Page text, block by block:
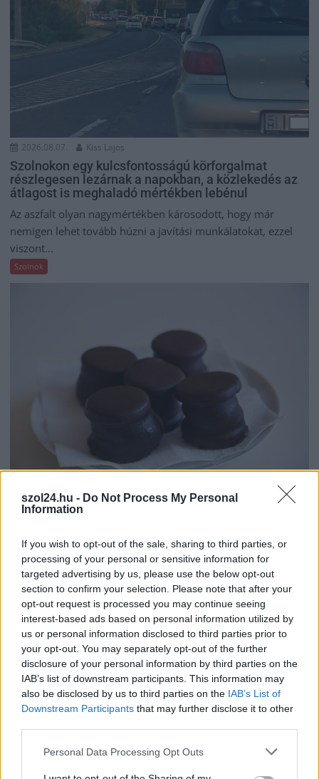
szol24.hu - Do Not Process My Personal
Information
If you wish to opt-out of the sale, sharing to third parties, or
processing of your personal or sensitive information for
targeted advertising by us, please use the below opt-out
section to confirm your selection. Please note that after your
opt-out request is processed you may continue seeing
interest-based ads based on personal information utilized by
us or personal information disclosed to third parties prior to
your opt-out. You may separately opt-out of the further
disclosure of your personal information by third parties on the
IAB’s list of downstream participants. This information may
also be disclosed by us to third parties on the IAB’s List of
Downstream Participants that may further disclose it to other
Please note that this website/app uses one or more Google
Personal Data Processing Opt Outs
2026.08.07. Kiss Lajos
Szolnokon egy kulcsfontosságú körforgalmat
részlegesen lezárnak a napokban, a közlekedés az
átlagost is meghaladó mértékben lebénul
Az aszfalt olyan nagymértékben károsodott, hogy már
nemigen lehet tovább húzni a javítási munkálatokat, ezzel
viszont...
Szolnok
2026.08.07. Farkas András
Ön szerint hogy készül a hamisítatlan szolnoki
Igazi retró klasszikus desszert, amelyet generációk óta
szeretnek, és amelyet sokan ma is próbálnak otthon
újraalkotni....